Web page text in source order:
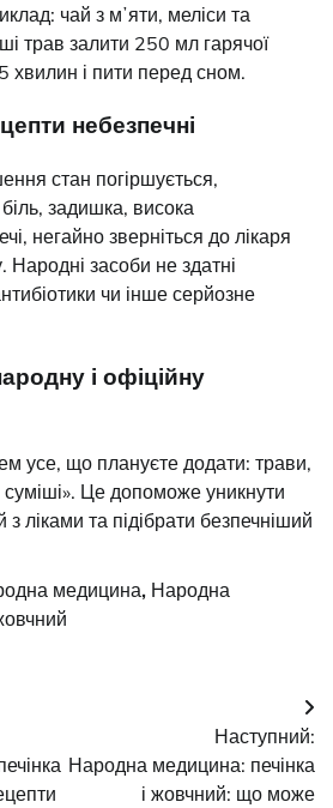
чай з мʼяти, меліси та
трав залити 250 мл гарячої
хвилин і пити перед сном.
небезпечні
стан погіршується,
задишка, висока
негайно зверніться до лікаря
засоби не здатні
чи інше серйозне
і офіційну
усе, що плануєте додати: трави,
Це допоможе уникнути
ліками та підібрати безпечніший
медицина, Народна
Наступний:
Народна медицина: печінка
і жовчний: що може